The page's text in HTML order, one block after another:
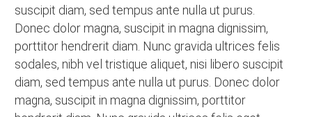
suscipit diam, sed tempus ante nulla ut purus.
Donec dolor magna, suscipit in magna dignissim,
porttitor hendrerit diam. Nunc gravida ultrices felis
sodales, nibh vel tristique aliquet, nisi libero suscipit
diam, sed tempus ante nulla ut purus. Donec dolor
magna, suscipit in magna dignissim, porttitor